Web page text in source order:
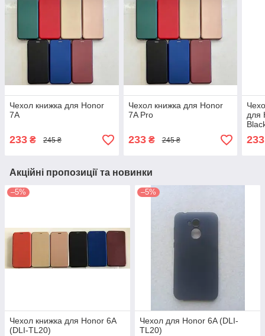
Чехол книжка для Honor
7A
233 ₴ 245 ₴
Чехол книжка для Honor
7A Pro
233₴ 245 ₴
для
233
Акційні пропозиції та новинки
–5%
Чехол книжка для Honor 6A
(DLI-TL20)
–5%
Чехол для Honor 6A (DLI-
TL20)